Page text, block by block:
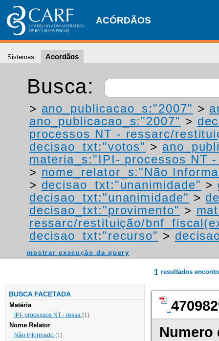
ACÓRDÃOS
Sistemas: Acordãos
Busca:
> ano_publicacao_s:"2007" >
ano_publicacao_s:"2007" >
processos NT - ressarc/
decisao_txt:"votos" >
materia_s:"IPI- processos NT
> nome_relator_s:"Não
> decisao_txt:"unanimidade" >
decisao_txt:"unanimidade" >
decisao_txt:"provimento" >
ressarc/restituição/
decisao_txt:"recurso" >
mostrar execução da query
BUSCA FACETADA
Matéria
IPI- processos NT - ressa (1)
Nome Relator
Não Informado (1)
1 resultados
Numero